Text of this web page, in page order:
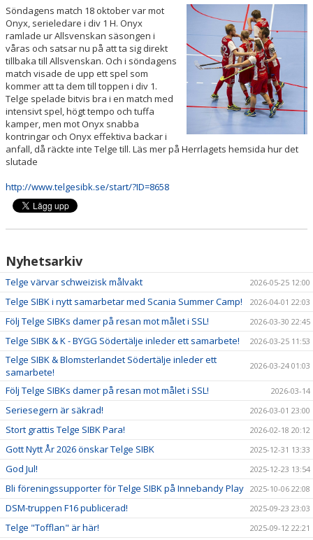
KÖP BILJETT
LEDIGA JOBB!
BILDGALLERI
EXTERNA LÄNKAR
SPELA INNEBANDY I TELGE
Söndagens match 18 oktober var mot
Onyx, serieledare i div 1 H. Onyx
ramlade ur Allsvenskan säsongen i
våras och satsar nu på att ta sig direkt
tillbaka till Allsvenskan. Och i söndagens
match visade de upp ett spel som
kommer att ta dem till toppen i div 1.
Telge spelade bitvis bra i en match med
intensivt spel, högt tempo och tuffa
kamper, men mot Onyx snabba
kontringar och Onyx effektiva backar i
anfall, då räckte inte Telge till. Läs mer på Herrlagets hemsida hur det
slutade
http://www.telgesibk.se/start/?ID=8658
Nyhetsarkiv
Telge värvar schweizisk målvakt 2026-05-25 12:00
Telge SIBK i nytt samarbetar med Scania Summer Camp! 2026-04-01 22:03
Följ Telge SIBKs damer på resan mot målet i SSL! 2026-03-30 22:45
Telge SIBK & K - BYGG Södertälje inleder ett samarbete! 2026-03-25 11:53
Telge SIBK & Blomsterlandet Södertälje inleder ett
samarbete!
2026-03-24 01:03
Följ Telge SIBKs damer på resan mot målet i SSL! 2026-03-14
Seriesegern är säkrad! 2026-03-01 23:00
Stort grattis Telge SIBK Para! 2026-02-18 20:12
Gott Nytt År 2026 önskar Telge SIBK 2025-12-31 13:33
God Jul! 2025-12-23 13:54
Bli föreningssupporter för Telge SIBK på Innebandy Play 2025-10-06 22:08
DSM-truppen F16 publicerad! 2025-09-23 23:03
Telge "Tofflan" är här! 2025-09-12 22:21